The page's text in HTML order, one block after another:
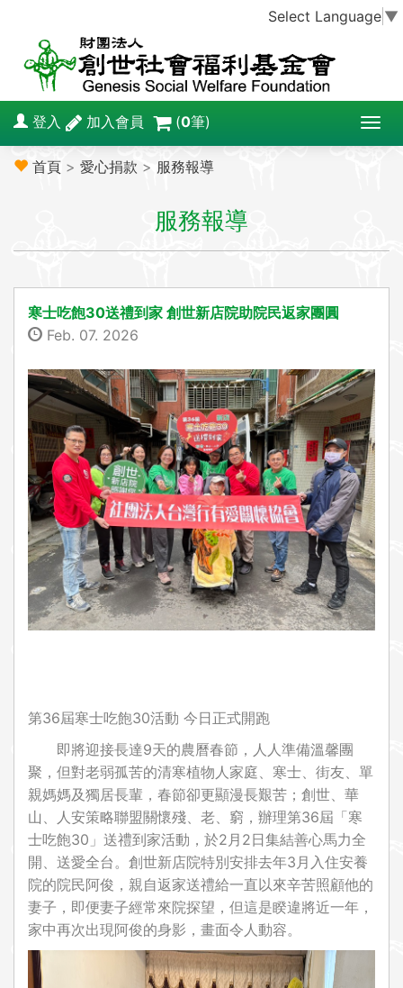
Select Language ▼
T
o
a
a
t
i
o
n
登入 加入會員 (0筆)
首頁 > 愛心捐款 > 服務報導
服務報導
寒士吃飽30送禮到家 創世新店院助院民返家團圓
Feb. 07. 2026
第36屆寒士吃飽30活動 今日正式開跑
即將迎接長達9天的農曆春節，人人準備溫馨團
聚，但對老弱孤苦的清寒植物人家庭、寒士、街友、單
親媽媽及獨居長輩，春節卻更顯漫長艱苦；創世、華
山、人安策略聯盟關懷殘、老、窮，辦理第36屆「寒
士吃飽30」送禮到家活動，於2月2日集結善心馬力全
開、送愛全台。創世新店院特別安排去年3月入住安養
院的院民阿俊，親自返家送禮給一直以來辛苦照顧他的
妻子，即便妻子經常來院探望，但這是睽違將近一年，
家中再次出現阿俊的身影，畫面令人動容。